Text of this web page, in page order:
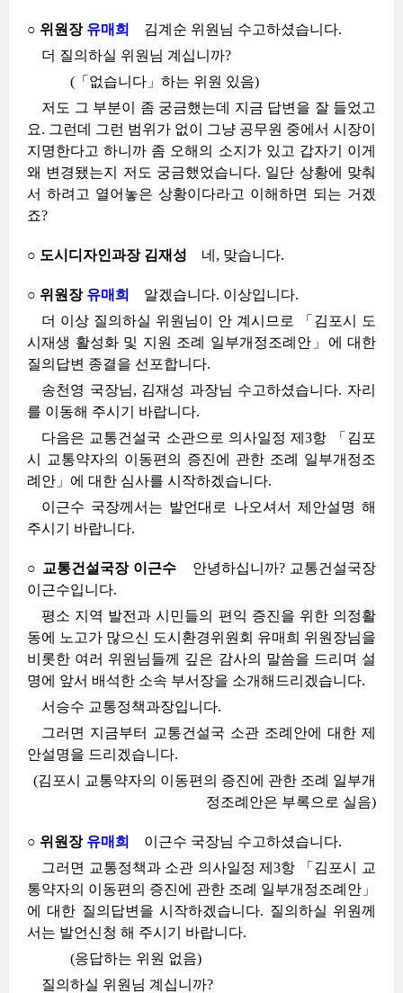
○ 위원장 유매희
김계순 위원님 수고하셨습니다.
더 질의하실 위원님 계십니까?
(「없습니다」하는 위원 있음)
저도 그 부분이 좀 궁금했는데 지금 답변을 잘 들었고
요. 그런데 그런 범위가 없이 그냥 공무원 중에서 시장이
지명한다고 하니까 좀 오해의 소지가 있고 갑자기 이게
왜 변경됐는지 저도 궁금했었습니다. 일단 상황에 맞춰
서 하려고 열어놓은 상황이다라고 이해하면 되는 거겠
죠?
○ 도시디자인과장 김재성 네, 맞습니다.
○ 위원장 유매희
알겠습니다. 이상입니다.
더 이상 질의하실 위원님이 안 계시므로 「김포시 도
시재생 활성화 및 지원 조례 일부개정조례안」에 대한
질의답변 종결을 선포합니다.
송천영 국장님, 김재성 과장님 수고하셨습니다. 자리
를 이동해 주시기 바랍니다.
다음은 교통건설국 소관으로 의사일정 제3항 「김포
시 교통약자의 이동편의 증진에 관한 조례 일부개정조
례안」에 대한 심사를 시작하겠습니다.
이근수 국장께서는 발언대로 나오셔서 제안설명 해
주시기 바랍니다.
○ 교통건설국장 이근수
안녕하십니까? 교통건설국장
이근수입니다.
평소 지역 발전과 시민들의 편익 증진을 위한 의정활
동에 노고가 많으신 도시환경위원회 유매희 위원장님을
비롯한 여러 위원님들께 깊은 감사의 말씀을 드리며 설
명에 앞서 배석한 소속 부서장을 소개해드리겠습니다.
서승수 교통정책과장입니다.
그러면 지금부터 교통건설국 소관 조례안에 대한 제
안설명을 드리겠습니다.
(김포시 교통약자의 이동편의 증진에 관한 조례 일부개
정조례안은 부록으로 실음)
○ 위원장 유매희
이근수 국장님 수고하셨습니다.
그러면 교통정책과 소관 의사일정 제3항 「김포시 교
통약자의 이동편의 증진에 관한 조례 일부개정조례안」
에 대한 질의답변을 시작하겠습니다. 질의하실 위원께
서는 발언신청 해 주시기 바랍니다.
(응답하는 위원 없음)
질의하실 위원님 계십니까?